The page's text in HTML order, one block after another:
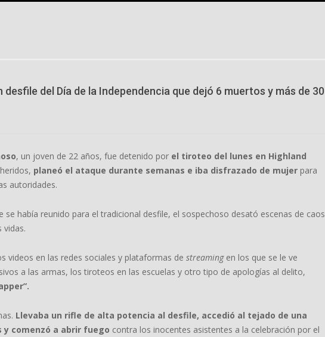
del Día de la Independencia que dejó 6 muertos y más de 30
, un joven de 22 años, fue detenido por el tiroteo del lunes en Highland
planeó el ataque durante semanas e iba disfrazado de mujer para
autoridades.
había reunido para el tradicional desfile, el sospechoso desató escenas de caos
vidas.
videos en las redes sociales y plataformas de streaming en los que se le ve
a las armas, los tiroteos en las escuelas y otro tipo de apologías al delito,
Llevaba un rifle de alta potencia al desfile, accedió al tejado de una
comenzó a abrir fuego contra los inocentes asistentes a la celebración por el